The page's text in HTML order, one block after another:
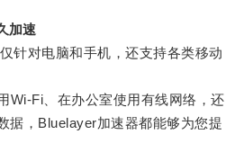
加速
对电脑和手机，还支持各类移动
Fi、在办公室使用有线网络，还
据，Bluelayer加速器都能够为您提